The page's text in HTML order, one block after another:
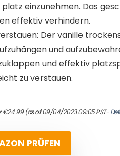
platz einzunehmen. Das
effektiv verhindern.
Der vanille
und
und effektiv
zu verstauen.
€24.99(as of 09/04/2023 09:05 PST-
PRÜFEN